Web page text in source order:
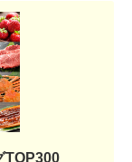
TOP300